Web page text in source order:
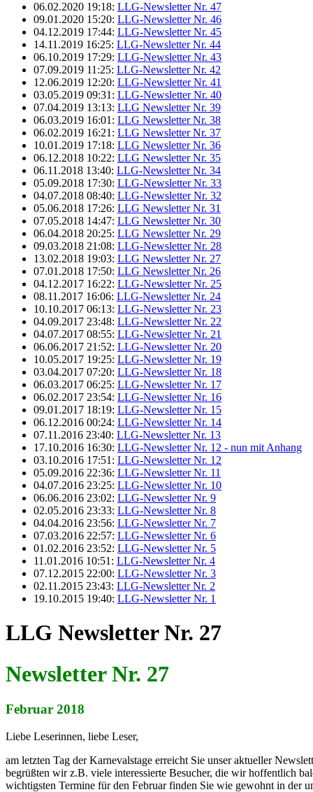
06.02.2020 19:18: LLG-Newsletter Nr. 47
09.01.2020 15:20: LLG-Newsletter Nr. 46
04.12.2019 17:44: LLG-Newsletter Nr. 45
14.11.2019 16:25: LLG-Newsletter Nr. 44
06.10.2019 17:29: LLG-Newsletter Nr. 43
07.09.2019 11:25: LLG-Newsletter Nr. 42
12.06.2019 12:20: LLG-Newsletter Nr. 41
03.05.2019 09:31: LLG-Newsletter Nr. 40
07.04.2019 13:13: LLG Newsletter Nr. 39
06.03.2019 16:01: LLG Newsletter Nr. 38
06.02.2019 16:21: LLG Newsletter Nr. 37
10.01.2019 17:18: LLG Newsletter Nr. 36
06.12.2018 10:22: LLG Newsletter Nr. 35
06.11.2018 13:40: LLG-Newsletter Nr. 34
05.09.2018 17:30: LLG-Newsletter Nr. 33
04.07.2018 08:40: LLG-Newsletter Nr. 32
05.06.2018 17:26: LLG Newsletter Nr. 31
07.05.2018 14:47: LLG Newsletter Nr. 30
06.04.2018 20:25: LLG Newsletter Nr. 29
09.03.2018 21:08: LLG-Newsletter Nr. 28
13.02.2018 19:03: LLG Newsletter Nr. 27
07.01.2018 17:50: LLG Newsletter Nr. 26
04.12.2017 16:22: LLG-Newsletter Nr. 25
08.11.2017 16:06: LLG-Newsletter Nr. 24
10.10.2017 06:13: LLG-Newsletter Nr. 23
04.09.2017 23:48: LLG-Newsletter Nr. 22
04.07.2017 08:55: LLG-Newsletter Nr. 21
06.06.2017 21:52: LLG-Newsletter Nr. 20
10.05.2017 19:25: LLG-Newsletter Nr. 19
03.04.2017 07:20: LLG-Newsletter Nr. 18
06.03.2017 06:25: LLG-Newsletter Nr. 17
06.02.2017 23:54: LLG-Newsletter Nr. 16
09.01.2017 18:19: LLG-Newsletter Nr. 15
06.12.2016 00:24: LLG-Newsletter Nr. 14
07.11.2016 23:40: LLG-Newsletter Nr. 13
17.10.2016 16:30: LLG-Newsletter Nr. 12 - nun mit Anhang
03.10.2016 17:51: LLG-Newsletter Nr. 12
05.09.2016 22:36: LLG-Newsletter Nr. 11
04.07.2016 23:25: LLG-Newsletter Nr. 10
06.06.2016 23:02: LLG-Newsletter Nr. 9
02.05.2016 23:33: LLG-Newsletter Nr. 8
04.04.2016 23:56: LLG-Newsletter Nr. 7
07.03.2016 22:57: LLG-Newsletter Nr. 6
01.02.2016 23:52: LLG-Newsletter Nr. 5
11.01.2016 10:51: LLG-Newsletter Nr. 4
07.12.2015 22:00: LLG-Newsletter Nr. 3
02.11.2015 23:43: LLG-Newsletter Nr. 2
19.10.2015 19:40: LLG-Newsletter Nr. 1
LLG Newsletter Nr. 27
Newsletter Nr. 27
Februar 2018
Liebe Leserinnen, liebe Leser,
am letzten Tag der Karnevalstage erreicht Sie unser aktueller
begrüßten wir z.B. viele interessierte Besucher, die wir hoffentlich
wichtigsten Termine für den Februar finden Sie wie gewohnt in der